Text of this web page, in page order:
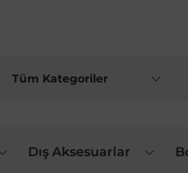
Dış Aksesuarlar